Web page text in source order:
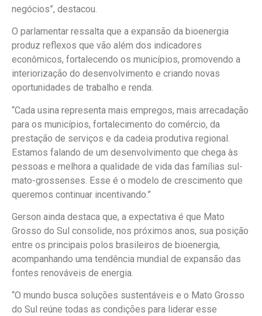
negócios”, destacou.
O parlamentar ressalta que a expansão da bioenergia
produz reflexos que vão além dos indicadores
econômicos, fortalecendo os municípios, promovendo a
interiorização do desenvolvimento e criando novas
oportunidades de trabalho e renda.
“Cada usina representa mais empregos, mais arrecadação
para os municípios, fortalecimento do comércio, da
prestação de serviços e da cadeia produtiva regional.
Estamos falando de um desenvolvimento que chega às
pessoas e melhora a qualidade de vida das famílias sul-
mato-grossenses. Esse é o modelo de crescimento que
queremos continuar incentivando.”
Gerson ainda destaca que, a expectativa é que Mato
Grosso do Sul consolide, nos próximos anos, sua posição
entre os principais polos brasileiros de bioenergia,
acompanhando uma tendência mundial de expansão das
fontes renováveis de energia.
“O mundo busca soluções sustentáveis e o Mato Grosso
do Sul reúne todas as condições para liderar esse